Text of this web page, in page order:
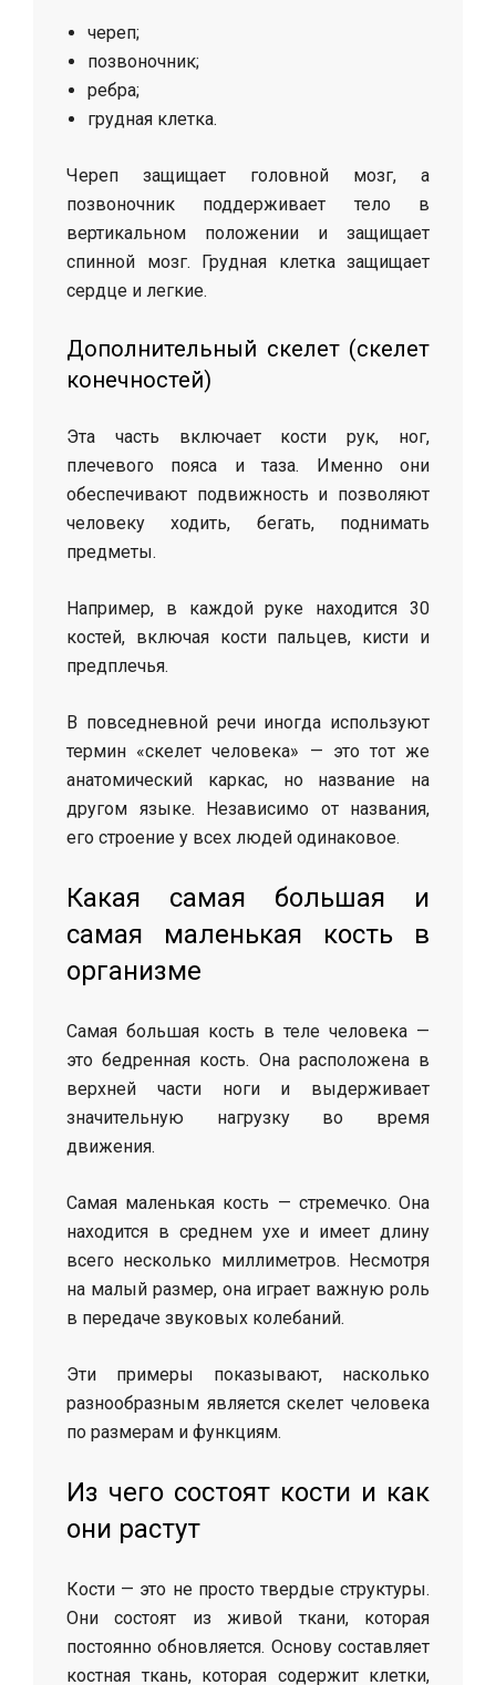
череп;
позвоночник;
ребра;
грудная клетка.
Череп защищает головной мозг, а
позвоночник поддерживает тело в
вертикальном положении и защищает
спинной мозг. Грудная клетка защищает
сердце и легкие.
Дополнительный скелет (скелет
конечностей)
Эта часть включает кости рук, ног,
плечевого пояса и таза. Именно они
обеспечивают подвижность и позволяют
человеку ходить, бегать, поднимать
предметы.
Например, в каждой руке находится 30
костей, включая кости пальцев, кисти и
предплечья.
В повседневной речи иногда используют
термин «скелет человека» — это тот же
анатомический каркас, но название на
другом языке. Независимо от названия,
его строение у всех людей одинаковое.
Какая самая большая и
самая маленькая кость в
организме
Самая большая кость в теле человека —
это бедренная кость. Она расположена в
верхней части ноги и выдерживает
значительную нагрузку во время
движения.
Самая маленькая кость — стремечко. Она
находится в среднем ухе и имеет длину
всего несколько миллиметров. Несмотря
на малый размер, она играет важную роль
в передаче звуковых колебаний.
Эти примеры показывают, насколько
разнообразным является скелет человека
по размерам и функциям.
Из чего состоят кости и как
они растут
Кости — это не просто твердые структуры.
Они состоят из живой ткани, которая
постоянно обновляется. Основу составляет
костная ткань, которая содержит клетки,